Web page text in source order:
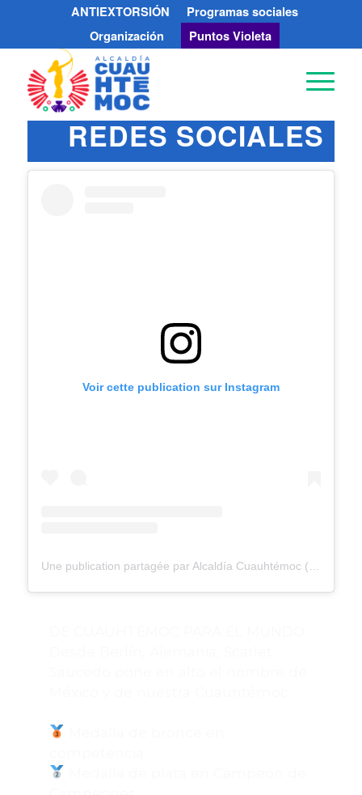
ANTIEXTORSIÓN
Programas sociales
Organización
Puntos Violeta
REDES SOCIALES
Voir cette publication sur Instagram